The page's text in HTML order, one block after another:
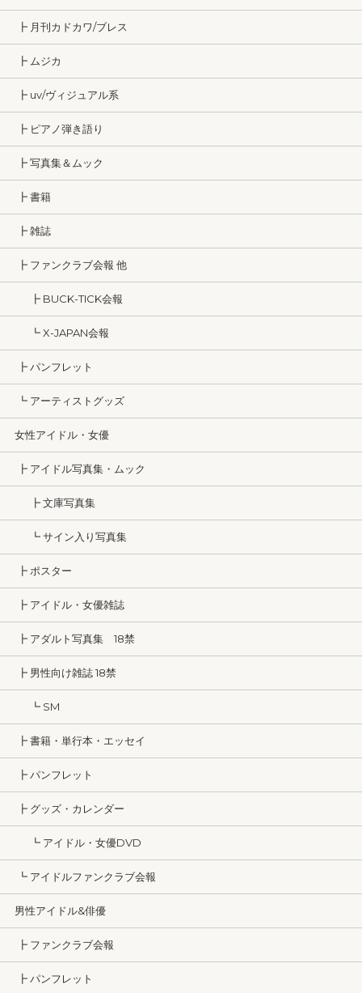
┣ 月刊カドカワ/ブレス
┣ ムジカ
┣ uv/ヴィジュアル系
┣ ピアノ弾き語り
┣ 写真集＆ムック
┣ 書籍
┣ 雑誌
┣ ファンクラブ会報 他
┣ BUCK-TICK会報
┗ X-JAPAN会報
┣ パンフレット
┗ アーティストグッズ
女性アイドル・女優
┣ アイドル写真集・ムック
┣ 文庫写真集
┗ サイン入り写真集
┣ ポスター
┣ アイドル・女優雑誌
┣ アダルト写真集 18禁
┣ 男性向け雑誌 18禁
┗ SM
┣ 書籍・単行本・エッセイ
┣ パンフレット
┣ グッズ・カレンダー
┗ アイドル・女優DVD
┗ アイドルファンクラブ会報
男性アイドル&俳優
┣ ファンクラブ会報
┣ パンフレット